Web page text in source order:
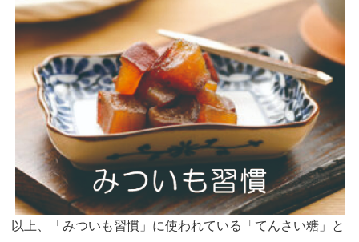
以上、「みついも習慣」に使われている「てんさい糖」と